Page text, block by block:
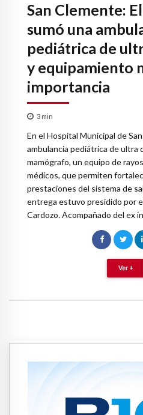
San Clemente:
sumó una
pediátrica de
y equipamiento
importancia
3 min
En el Hospital Municipal de
ambulancia pediátrica de ultra
mamógrafo, un equipo de
médicos, que permiten
prestaciones del sistema de
entrega estuvo presidido por
Cardozo. Acompañado del ex
Ver +